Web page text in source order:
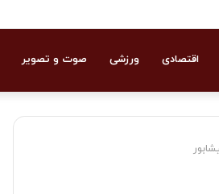
اقتصادی ورزشی صوت و تصویر